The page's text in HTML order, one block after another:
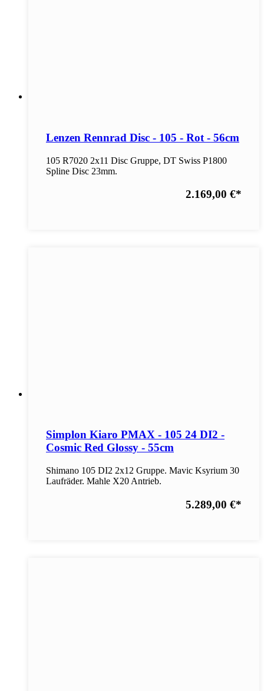
Lenzen Rennrad Disc - 105 - Rot - 56cm
105 R7020 2x11 Disc Gruppe, DT Swiss P1800
Spline Disc 23mm.
2.169,00 €*
Simplon Kiaro PMAX - 105 24 DI2 -
Cosmic Red Glossy - 55cm
Shimano 105 DI2 2x12 Gruppe. Mavic Ksyrium 30
Laufräder. Mahle X20 Antrieb.
5.289,00 €*